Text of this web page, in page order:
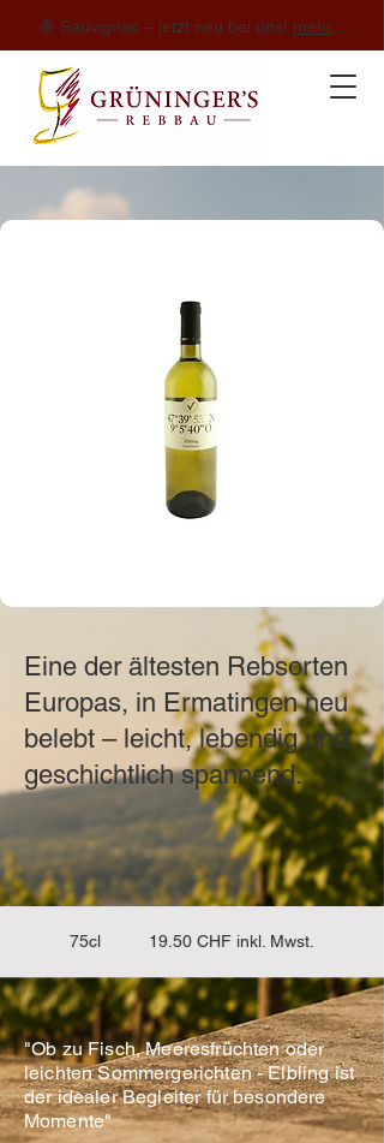
🍇 Sauvignac – jetzt neu bei uns! mehr...
Eine der ältesten Rebsorten
Europas, in Ermatingen neu
belebt – leicht, lebendig und
geschichtlich spannend.
75cl 19.50 CHF inkl. Mwst.
"Ob zu Fisch, Meeresfrüchten oder
leichten Sommergerichten - Elbling ist
der idealer Begleiter für besondere
Momente"